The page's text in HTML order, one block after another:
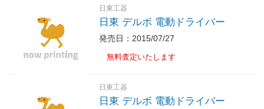
日東工器
日東 デルボ 電動ドライバー
発売日：2015/07/27
無料査定いたします
日東工器
日東 デルボ 電動ドライバー